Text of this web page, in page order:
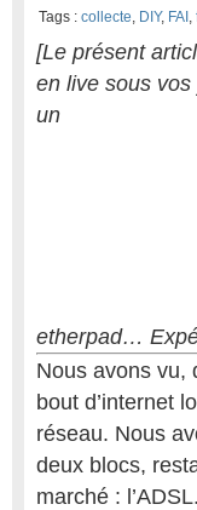
Tags : collecte, DIY, FAI ,
[Le présent
en live sous
un
etherpad…
Nous avons vu,
bout d’internet
réseau. Nous
deux blocs,
marché : l’ADSL.